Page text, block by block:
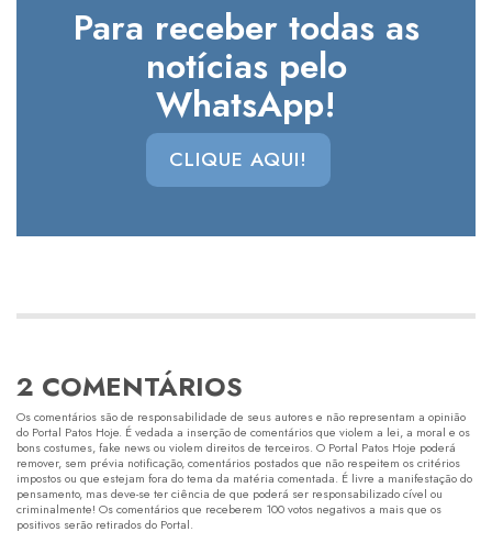
Para receber todas as
notícias pelo
WhatsApp!
CLIQUE AQUI!
2 COMENTÁRIOS
Os comentários são de responsabilidade de seus autores e não representam a opinião
do Portal Patos Hoje. É vedada a inserção de comentários que violem a lei, a moral e os
bons costumes, fake news ou violem direitos de terceiros. O Portal Patos Hoje poderá
remover, sem prévia notificação, comentários postados que não respeitem os critérios
impostos ou que estejam fora do tema da matéria comentada. É livre a manifestação do
pensamento, mas deve-se ter ciência de que poderá ser responsabilizado cível ou
criminalmente! Os comentários que receberem 100 votos negativos a mais que os
positivos serão retirados do Portal.